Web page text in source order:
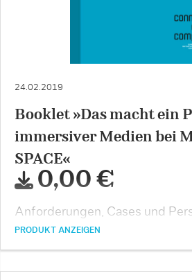
24.02.2019
Booklet »Das macht ein
immersiver Medien bei
SPACE«
0,00 €
Anforderungen, Cases und
Creative Producing
PRODUKT ANZEIGEN